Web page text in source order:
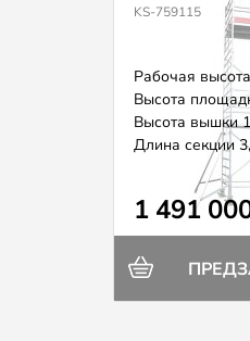
KS-759115
Рабочая
Высота
Высота вышки
Длина секции
Вес 412,0 кг
1 491